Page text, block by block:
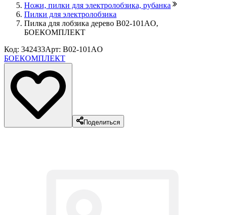
Ножи, пилки для электролобзика, рубанка
Пилки для электролобзика
Пилка для лобзика дерево B02-101AO,
БОЕКОМПЛЕКТ
Код: 342433Арт: B02-101AO
БОЕКОМПЛЕКТ
Поделиться